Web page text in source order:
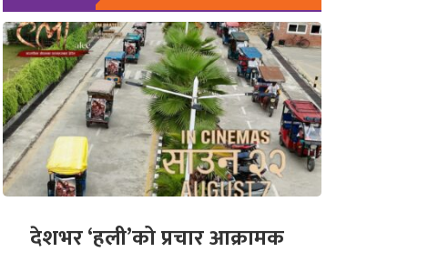
देशभर ‘हली’को प्रचार आक्रामक